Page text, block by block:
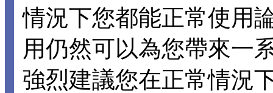
情況下您都能正常使用
用仍然可以為您帶來一
強烈建議您在正常情況